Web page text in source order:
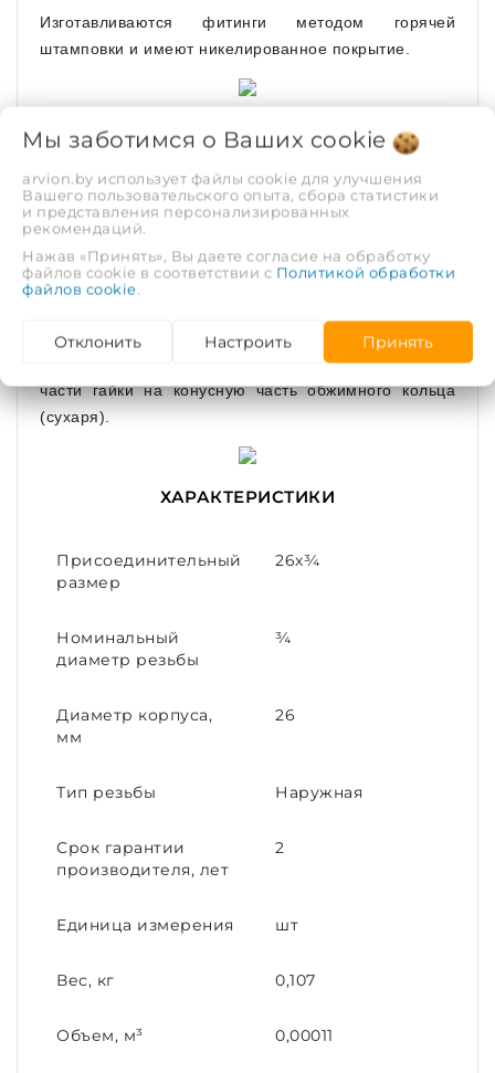
Изготавливаются фитинги методом горячей
штамповки и имеют никелированное покрытие.
В проточках штуцера установлены два
уплотнительных кольца из EPDM. Торец трубы
контактирует с изоляционной прокладкой из PTFE
(тефлон), которая предотвращает появление
гальванической пары между алюминием трубы и
латунью.
посредством обжимного кольца (сухаря), которое
обжимает трубу в результате воздействия конусной
части гайки на конусную часть обжимного кольца
(сухаря).
ХАРАКТЕРИСТИКИ
Присоединительный
размер
26х¾
Номинальный
диаметр резьбы
¾
Диаметр корпуса,
мм
26
Тип резьбы Наружная
Срок гарантии
производителя, лет
2
Единица измерения шт
Вес, кг 0,107
Объем, м³ 0,00011
Мы заботимся о Ваших cookie
arvion.by использует файлы cookie для улучшения
Вашего пользовательского опыта, сбора статистики
и представления персонализированных
рекомендаций.
Нажав «Принять», Вы даете согласие на обработку
файлов cookie в соответствии с Политикой обработки
файлов cookie
Отклонить Настроить Принять